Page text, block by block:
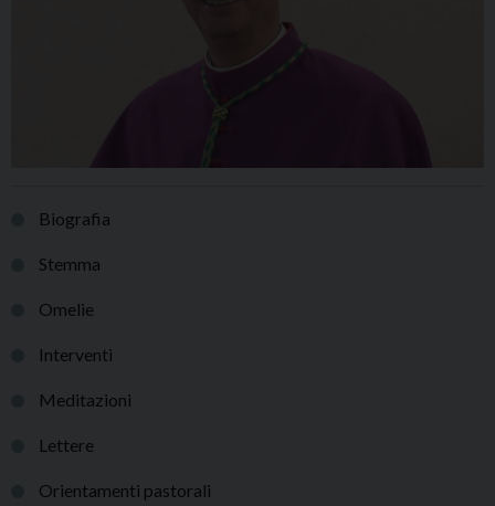
Biografia
Stemma
Omelie
Interventi
Meditazioni
Lettere
Orientamenti pastorali